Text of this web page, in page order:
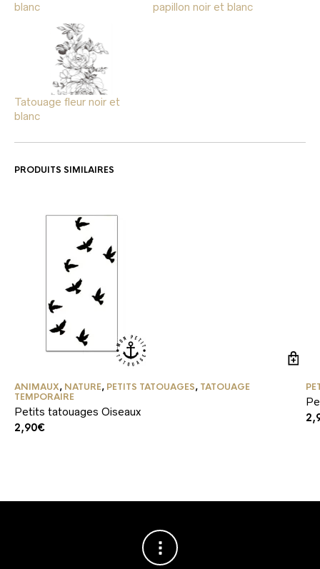
blanc
papillon noir et blanc
Tatouage fleur noir et
blanc
PRODUITS SIMILAIRES
ANIMAUX, NATURE, PETITS TATOUAGES, TATOUAGE
TEMPORAIRE
Petits tatouages Oiseaux
2,90€